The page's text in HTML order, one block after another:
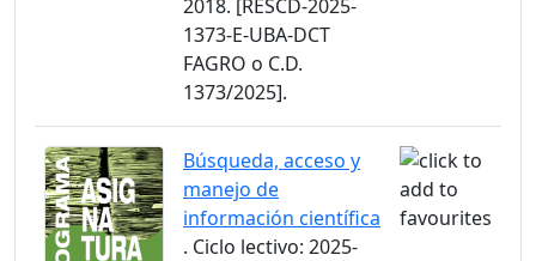
2018. [RESCD-2025-
1373-E-UBA-DCT
FAGRO o C.D.
1373/2025].
Búsqueda, acceso y
manejo de
información científica
. Ciclo lectivo: 2025-